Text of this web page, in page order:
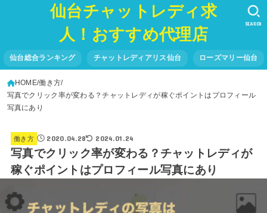
仙台チャットレディ求
人！おすすめ代理店
仙台総合ランキング チャットレディアリス仙台 ローズマリー仙台
SEARCH
HOME 働き方
写真でクリック率が変わる？チャットレディが稼ぐポイントはプロフィール
写真にあり
働き方 2020.04.28 2024.01.24
写真でクリック率が変わる？チャットレディが
稼ぐポイントはプロフィール写真にあり